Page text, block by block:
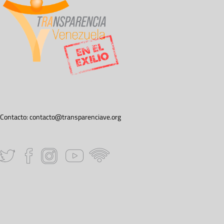
Contacto:contacto@transparenciave.org